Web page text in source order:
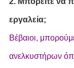
εργαλεία;
Βέβαιοι,
ανελκυστήρων